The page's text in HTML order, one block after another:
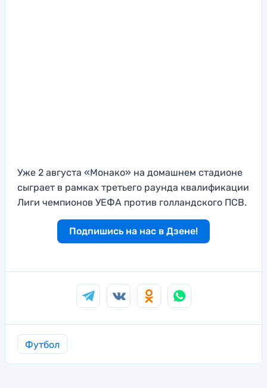
Уже 2 августа «Монако» на домашнем стадионе
сыграет в рамках третьего раунда квалификации
Лиги чемпионов УЕФА против голландского ПСВ.
Подпишись на нас в Дзене!
Футбол